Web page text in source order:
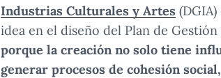
Industrias Culturales y Artes
idea en el diseño del Plan de
porque la creación no solo tiene
generar procesos de cohesión